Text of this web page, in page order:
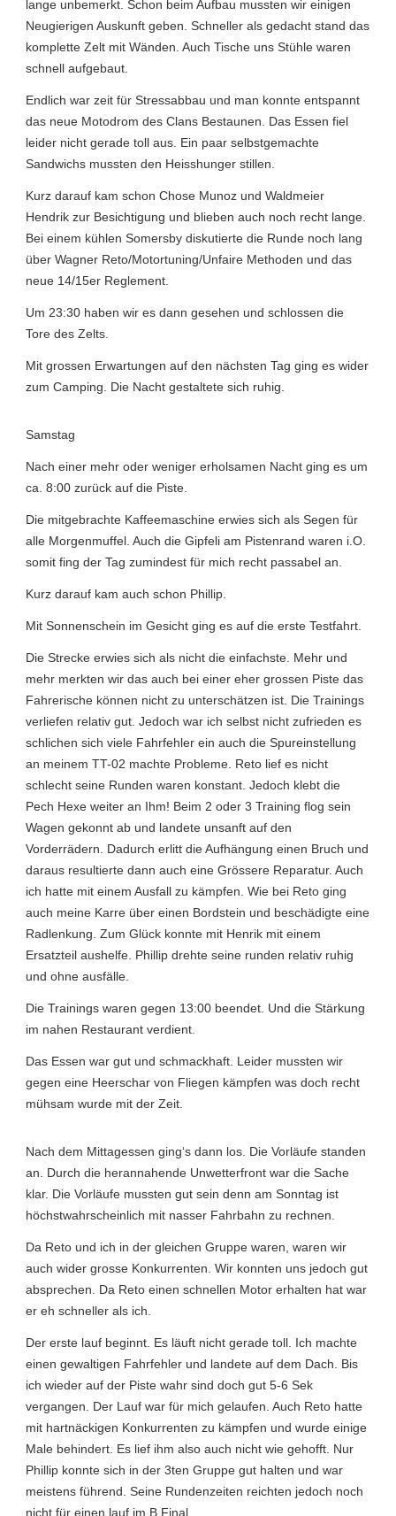
lange unbemerkt. Schon beim Aufbau mussten wir einigen
Neugierigen Auskunft geben. Schneller als gedacht stand das
komplette Zelt mit Wänden. Auch Tische uns Stühle waren
schnell aufgebaut.
Endlich war zeit für Stressabbau und man konnte entspannt
das neue Motodrom des Clans Bestaunen. Das Essen fiel
leider nicht gerade toll aus. Ein paar selbstgemachte
Sandwichs mussten den Heisshunger stillen.
Kurz darauf kam schon Chose Munoz und Waldmeier
Hendrik zur Besichtigung und blieben auch noch recht lange.
Bei einem kühlen Somersby diskutierte die Runde noch lang
über Wagner Reto/Motortuning/Unfaire Methoden und das
neue 14/15er Reglement.
Um 23:30 haben wir es dann gesehen und schlossen die
Tore des Zelts.
Mit grossen Erwartungen auf den nächsten Tag ging es wider
zum Camping. Die Nacht gestaltete sich ruhig.
Samstag
Nach einer mehr oder weniger erholsamen Nacht ging es um
ca. 8:00 zurück auf die Piste.
Die mitgebrachte Kaffeemaschine erwies sich als Segen für
alle Morgenmuffel. Auch die Gipfeli am Pistenrand waren i.O.
somit fing der Tag zumindest für mich recht passabel an.
Kurz darauf kam auch schon Phillip.
Mit Sonnenschein im Gesicht ging es auf die erste Testfahrt.
Die Strecke erwies sich als nicht die einfachste. Mehr und
mehr merkten wir das auch bei einer eher grossen Piste das
Fahrerische können nicht zu unterschätzen ist. Die Trainings
verliefen relativ gut. Jedoch war ich selbst nicht zufrieden es
schlichen sich viele Fahrfehler ein auch die Spureinstellung
an meinem TT-02 machte Probleme. Reto lief es nicht
schlecht seine Runden waren konstant. Jedoch klebt die
Pech Hexe weiter an Ihm! Beim 2 oder 3 Training flog sein
Wagen gekonnt ab und landete unsanft auf den
Vorderrädern. Dadurch erlitt die Aufhängung einen Bruch und
daraus resultierte dann auch eine Grössere Reparatur. Auch
ich hatte mit einem Ausfall zu kämpfen. Wie bei Reto ging
auch meine Karre über einen Bordstein und beschädigte eine
Radlenkung. Zum Glück konnte mit Henrik mit einem
Ersatzteil aushelfe. Phillip drehte seine runden relativ ruhig
und ohne ausfälle.
Die Trainings waren gegen 13:00 beendet. Und die Stärkung
im nahen Restaurant verdient.
Das Essen war gut und schmackhaft. Leider mussten wir
gegen eine Heerschar von Fliegen kämpfen was doch recht
mühsam wurde mit der Zeit.
Nach dem Mittagessen ging‘s dann los. Die Vorläufe standen
an. Durch die herannahende Unwetterfront war die Sache
klar. Die Vorläufe mussten gut sein denn am Sonntag ist
höchstwahrscheinlich mit nasser Fahrbahn zu rechnen.
Da Reto und ich in der gleichen Gruppe waren, waren wir
auch wider grosse Konkurrenten. Wir konnten uns jedoch gut
absprechen. Da Reto einen schnellen Motor erhalten hat war
er eh schneller als ich.
Der erste lauf beginnt. Es läuft nicht gerade toll. Ich machte
einen gewaltigen Fahrfehler und landete auf dem Dach. Bis
ich wieder auf der Piste wahr sind doch gut 5-6 Sek
vergangen. Der Lauf war für mich gelaufen. Auch Reto hatte
mit hartnäckigen Konkurrenten zu kämpfen und wurde einige
Male behindert. Es lief ihm also auch nicht wie gehofft. Nur
Phillip konnte sich in der 3ten Gruppe gut halten und war
meistens führend. Seine Rundenzeiten reichten jedoch noch
nicht für einen lauf im B Final.